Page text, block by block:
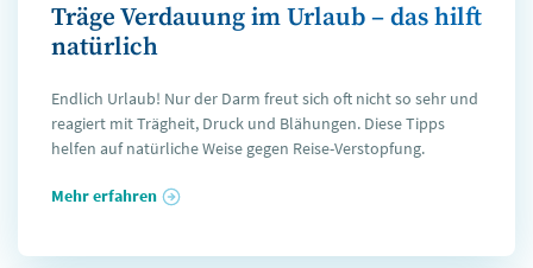
Träge Verdauung im Urlaub – das hilft
natürlich
Endlich Urlaub! Nur der Darm freut sich oft nicht so sehr und
reagiert mit Trägheit, Druck und Blähungen. Diese Tipps
helfen auf natürliche Weise gegen Reise-Verstopfung.
Mehr erfahren